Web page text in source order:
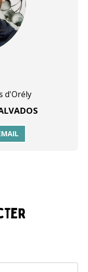
d'Orély